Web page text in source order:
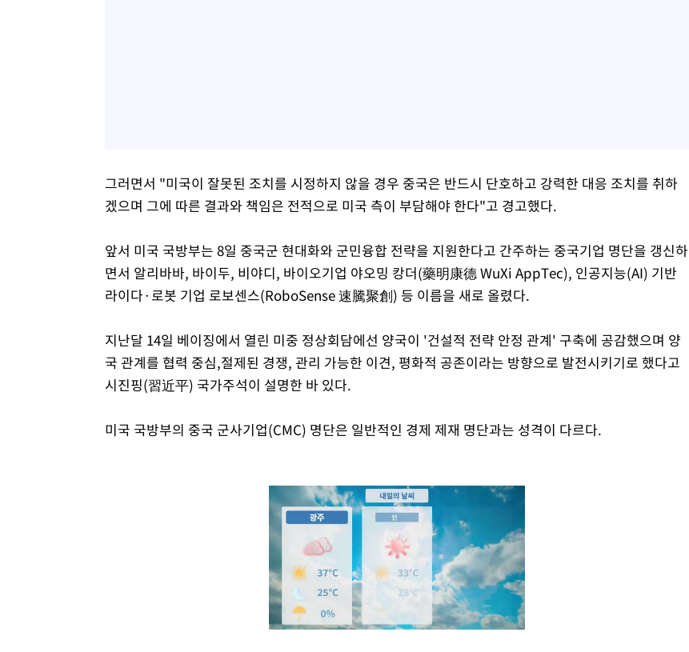
그러면서 "미국이 잘못된 조치를 시정하지 않을 경우 중국은 반드시 단호하고 강력한 대응 조치를 취하
겠으며 그에 따른 결과와 책임은 전적으로 미국 측이 부담해야 한다"고 경고했다.
앞서 미국 국방부는 8일 중국군 현대화와 군민융합 전략을 지원한다고 간주하는 중국기업 명단을 갱신하
면서 알리바바, 바이두, 비야디, 바이오기업 야오밍 캉더(藥明康德 WuXi AppTec), 인공지능(AI) 기반
라이다·로봇 기업 로보센스(RoboSense 速騰聚創) 등 이름을 새로 올렸다.
지난달 14일 베이징에서 열린 미중 정상회담에선 양국이 '건설적 전략 안정 관계' 구축에 공감했으며 양
국 관계를 협력 중심,절제된 경쟁, 관리 가능한 이견, 평화적 공존이라는 방향으로 발전시키기로 했다고
시진핑(習近平) 국가주석이 설명한 바 있다.
미국 국방부의 중국 군사기업(CMC) 명단은 일반적인 경제 제재 명단과는 성격이 다르다.